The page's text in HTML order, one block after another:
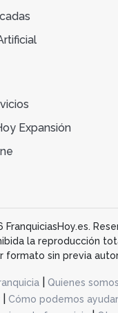
Expansión
la reproducción
formato sin previa
Quienes somos
Cómo podemos